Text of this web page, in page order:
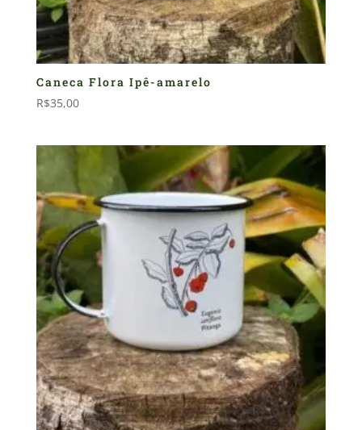
Caneca Flora Ipê-amarelo
R$35,00